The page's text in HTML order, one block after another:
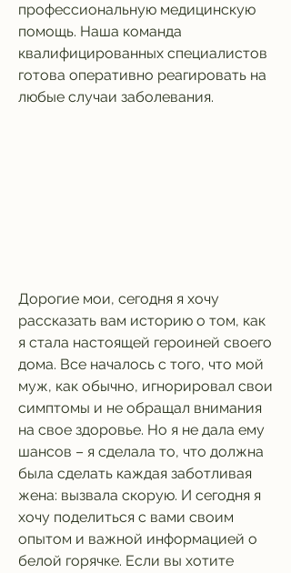
профессиональную медицинскую
помощь. Наша команда
квалифицированных специалистов
готова оперативно реагировать на
любые случаи заболевания.
Дорогие мои, сегодня я хочу
рассказать вам историю о том, как
я стала настоящей героиней своего
дома. Все началось с того, что мой
муж, как обычно, игнорировал свои
симптомы и не обращал внимания
на свое здоровье. Но я не дала ему
шансов – я сделала то, что должна
была сделать каждая заботливая
жена: вызвала скорую. И сегодня я
хочу поделиться с вами своим
опытом и важной информацией о
белой горячке. Если вы хотите